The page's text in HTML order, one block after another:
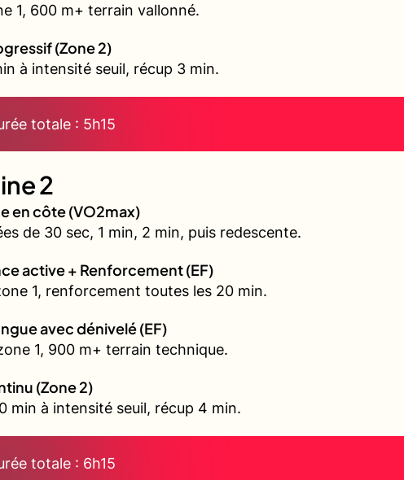
1, 600 m+ terrain vallonné.
(Zone 2)
à intensité seuil, récup 3 min.
totale : 5h15
2
en côte (VO2max)
de 30 sec, 1 min, 2 min, puis redescente.
active + Renforcement (EF)
1, renforcement toutes les 20 min.
avec dénivelé (EF)
1, 900 m+ terrain technique.
(Zone 2)
min à intensité seuil, récup 4 min.
totale : 6h15